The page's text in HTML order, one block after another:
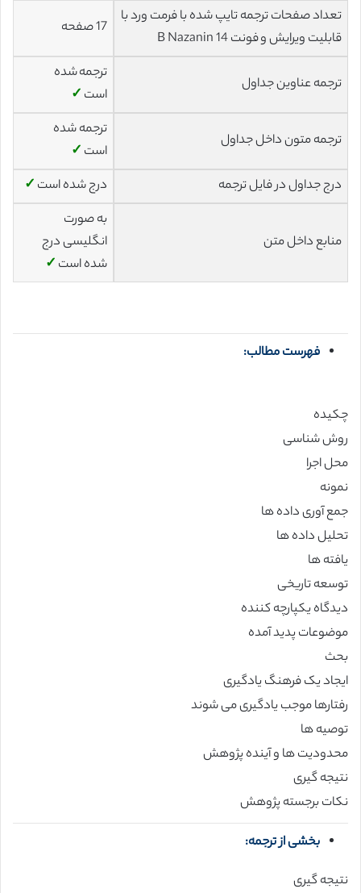
تعداد صفحات ترجمه تایپ شده با فرمت ورد با
قابلیت ویرایش و فونت 14 B Nazanin
17 صفحه
ترجمه عناوین جداول
ترجمه شده
است ✓
ترجمه متون داخل جداول
ترجمه شده
است ✓
درج جداول در فایل ترجمه
درج شده است ✓
منابع داخل متن
به صورت
انگلیسی درج
شده است ✓
فهرست مطالب:
چکیده
روش شناسی
محل اجرا
نمونه
جمع آوری داده ها
تحلیل داده ها
یافته ها
توسعه تاریخی
دیدگاه یکپارچه کننده
موضوعات پدید آمده
بحث
ایجاد یک فرهنگ یادگیری
رفتارها موجب یادگیری می شوند
توصیه ها
محدودیت ها و آینده پژوهش
نتیجه گیری
نکات برجسته پژوهش
بخشی از ترجمه:
نتیجه گیری